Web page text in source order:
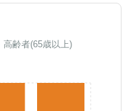
高齢者(65歳以上)